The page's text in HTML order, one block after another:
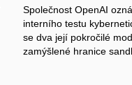
Společnost OpenAI
interního testu
se dva její pokročilé
zamýšlené hranice